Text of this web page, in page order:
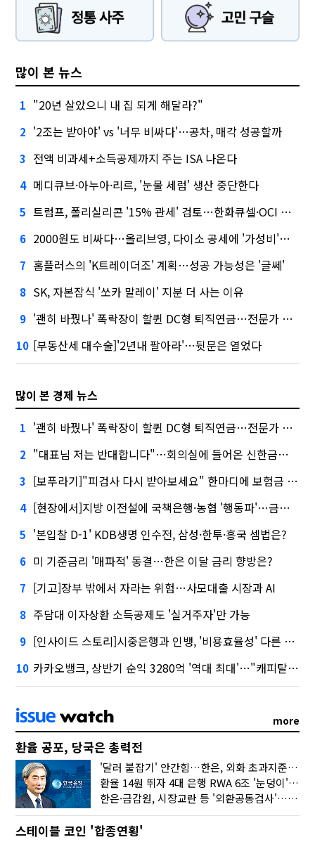
많이 본 뉴스
1 "20년 살았으니 내 집 되게 해달라?"
2 '2조는 받아야' vs '너무 비싸다'…공차, 매각 성공할까
3 전액 비과세+소득공제까지 주는 ISA 나온다
4 메디큐브·아누아·리르, '눈물 세럼' 생산 중단한다
5 트럼프, 폴리실리콘 '15% 관세' 검토…한화큐셀·OCI 영향은?
6 2000원도 비싸다…올리브영, 다이소 공세에 '가성비'로 맞불
7 홈플러스의 'K트레이더조' 계획…성공 가능성은 '글쎄'
8 SK, 자본잠식 '쏘카 말레이' 지분 더 사는 이유
9 '괜히 바꿨나' 폭락장이 할퀸 DC형 퇴직연금…전문가 조언은
10 [부동산세 대수술]'2년내 팔아라'…뒷문은 열었다
많이 본 경제 뉴스
1 '괜히 바꿨나' 폭락장이 할퀸 DC형 퇴직연금…전문가 조언은
2 "대표님 저는 반대합니다"…회의실에 들어온 신한금융 AI
3 [보푸라기]"피검사 다시 받아보세요" 한마디에 보험금 못 받을 뻔?
4 [현장에서]지방 이전설에 국책은행·농협 '행동파'…금감원 '신중모드'
5 '본입찰 D-1' KDB생명 인수전, 삼성·한투·흥국 셈법은?
6 미 기준금리 '매파적' 동결…한은 이달 금리 향방은?
7 [기고]장부 밖에서 자라는 위험…사모대출 시장과 AI
8 주담대 이자상환 소득공제도 '실거주자'만 가능
9 [인사이드 스토리]시중은행과 인뱅, '비용효율성' 다른 잣대 왜?
10 카카오뱅크, 상반기 순익 3280억 '역대 최대'…"캐피탈, 자산 1조원 이상"
more
환율 공포, 당국은 총력전
'달러 붙잡기' 안간힘…한은, 외화 초과지준에 이자 6개월 더
환율 14원 뛰자 4대 은행 RWA 6조 '눈덩이'…2배 뛴 2분기는?
한은·금감원, 시장교란 등 '외환공동검사'…환율 급등 전방위 대응
스테이블 코인 '합종연횡'